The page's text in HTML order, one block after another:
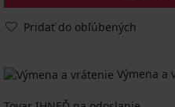
Pridať do obľúbených
Výmena a